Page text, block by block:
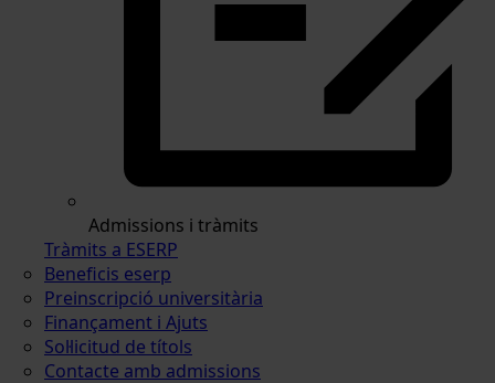
Admissions i tràmits
Tràmits a ESERP
Beneficis eserp
Preinscripció universitària
Finançament i Ajuts
Sol·licitud de títols
Contacte amb admissions